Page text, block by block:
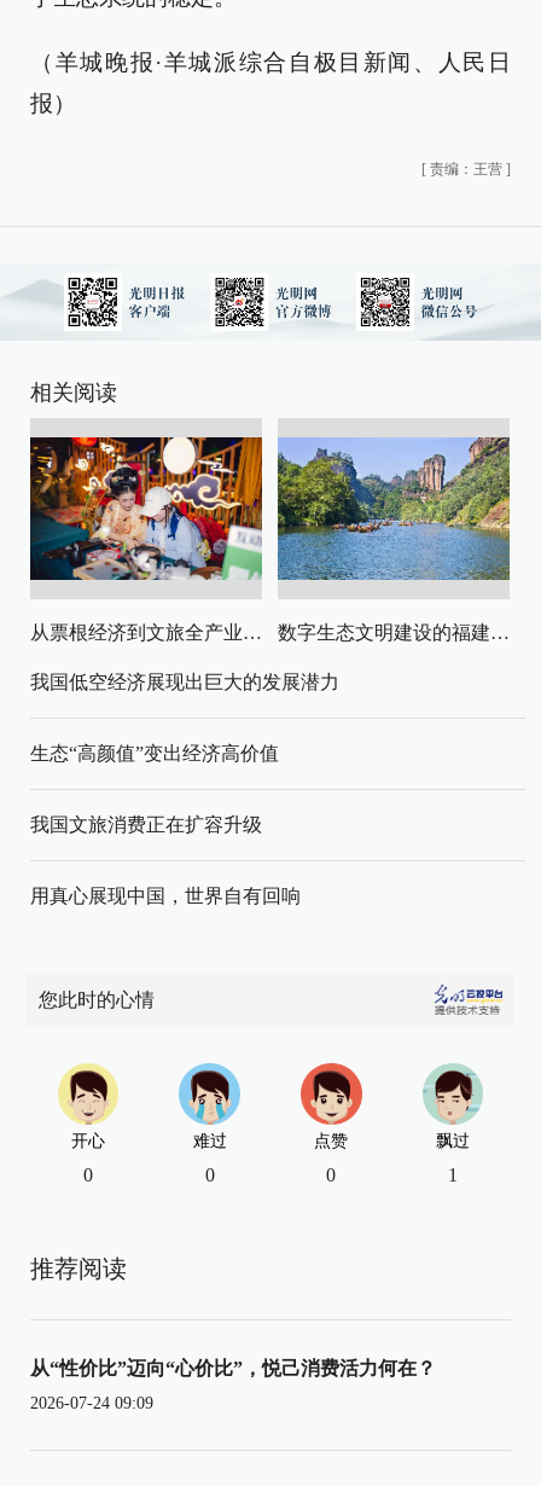
（羊城晚报·羊城派综合自极目新闻、人民日
报）
[ 责编：王营 ]
相关阅读
从票根经济到文旅全产业链升级 数字生态文明建设的福建路径与启示
我国低空经济展现出巨大的发展潜力
生态“高颜值”变出经济高价值
我国文旅消费正在扩容升级
用真心展现中国，世界自有回响
您此时的心情
开心
0
难过
0
点赞
0
飘过
1
推荐阅读
从“性价比”迈向“心价比”，悦己消费活力何在？
2026-07-24 09:09